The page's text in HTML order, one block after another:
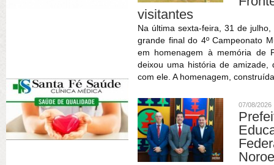
visitantes
Na última sexta-feira, 31 de
grande final do 4º Campeonato
em homenagem à memória de
deixou uma história de
com ele. A homenagem,
07/08/2026